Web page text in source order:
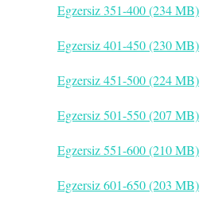
Egzersiz 351-400 (234 MB)
Egzersiz 401-450 (230 MB)
Egzersiz 451-500 (224 MB)
Egzersiz 501-550 (207 MB)
Egzersiz 551-600 (210 MB)
Egzersiz 601-650 (203 MB)